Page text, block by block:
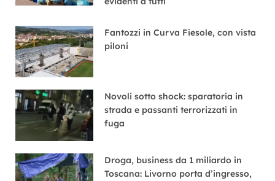
Fantozzi in Curva Fiesole, con vista
piloni
Novoli sotto shock: sparatoria in
strada e passanti terrorizzati in
fuga
Droga, business da 1 miliardo in
Toscana: Livorno porta d’ingresso,